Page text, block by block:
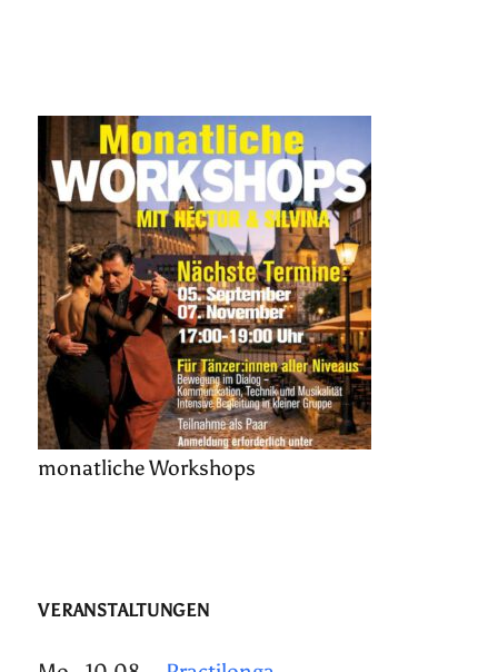
monatliche Workshops
VERANSTALTUNGEN